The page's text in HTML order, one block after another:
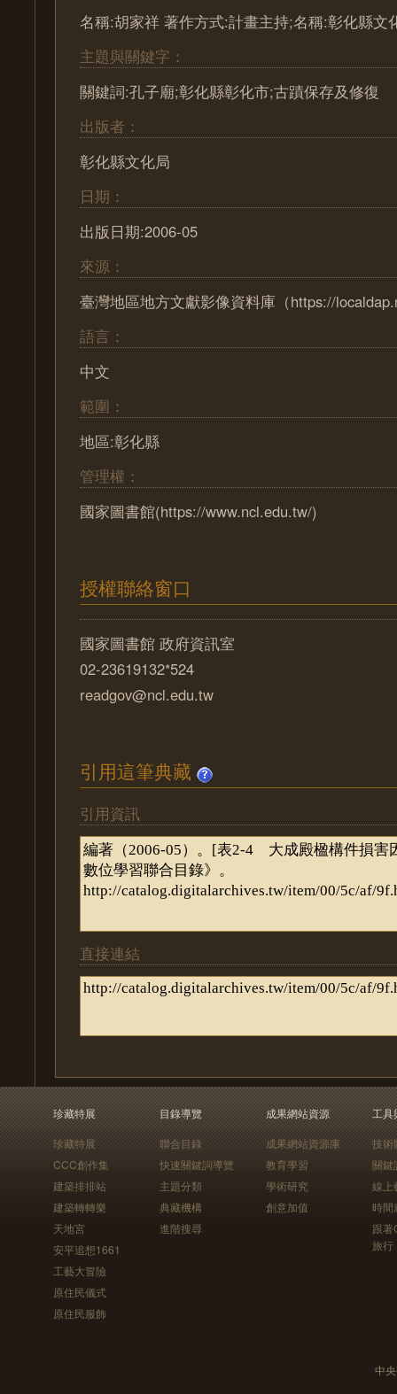
名稱:胡家祥 著作方式:計畫主持;名稱:彰化縣文
主題與關鍵字：
關鍵詞:孔子廟;彰化縣彰化市;古蹟保存及修復
出版者：
彰化縣文化局
日期：
出版日期:2006-05
來源：
臺灣地區地方文獻影像資料庫（https://
語言：
中文
範圍：
地區:彰化縣
管理權：
國家圖書館(https://www.ncl.edu.tw/)
授權聯絡窗口
國家圖書館 政府資訊室
02-23619132*524
readgov@ncl.edu.tw
引用這筆典藏
引用資訊
直接連結
珍藏特展
珍藏特展
CCC創作集
建築排排站
建築轉轉樂
天地宮
安平追想1661
工藝大冒險
原住民儀式
原住民服飾
目錄導覽
聯合目錄
快速關鍵詞導覽
主題分類
典藏機構
進階搜尋
成果網站資源
成果網站資源庫
教育學習
學術研究
創意加值
工具
技術
關鍵
線上
時間
跟
旅行
中